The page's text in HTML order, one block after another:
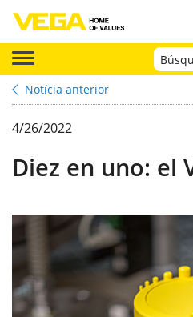
Notícia anterior
4/26/2022
Diez en uno: el